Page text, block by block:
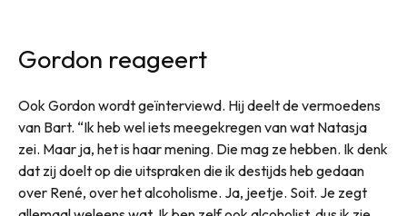
Gordon reageert
Ook Gordon wordt geïnterviewd. Hij deelt de vermoedens
van Bart. “Ik heb wel iets meegekregen van wat Natasja
zei. Maar ja, het is haar mening. Die mag ze hebben. Ik denk
dat zij doelt op die uitspraken die ik destijds heb gedaan
over René, over het alcoholisme. Ja, jeetje. Soit. Je zegt